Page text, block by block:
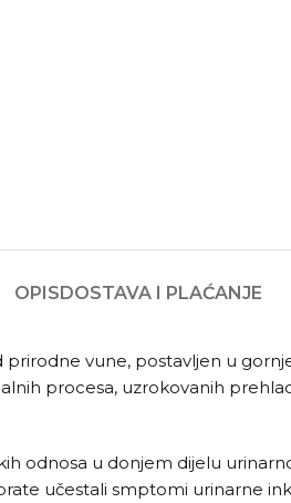
OPISDOSTAVA I PLAĆANJE
prirodne vune, postavljen u
procesa, uzrokovanih
odnosa u donjem dijelu
učestali smptomi urinarne